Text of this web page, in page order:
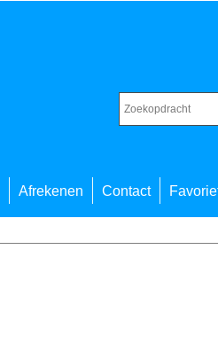
Afrekenen Contact